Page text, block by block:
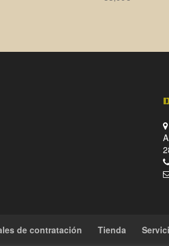
de contratación Tienda